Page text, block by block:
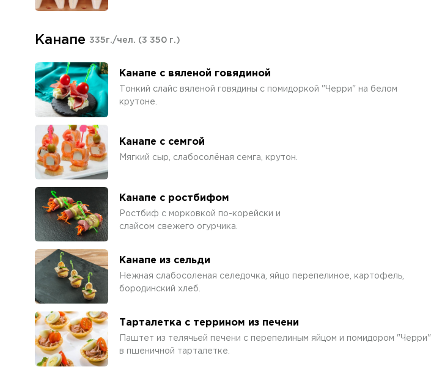
Канапе 335г./чел. (3 350 г.)
Канапе с вяленой говядиной
Тонкий слайс вяленой говядины с помидоркой "Черри" на белом
крутоне.
Канапе с семгой
Мягкий сыр, слабосолёная семга, крутон.
Канапе с ростбифом
Ростбиф с морковкой по-корейски и
слайсом свежего огурчика.
Канапе из сельди
Нежная слабосоленая селедочка, яйцо перепелиное, картофель,
бородинский хлеб.
Тарталетка с террином из печени
Паштет из телячьей печени с перепелиным яйцом и помидором "Черри"
в пшеничной тарталетке.